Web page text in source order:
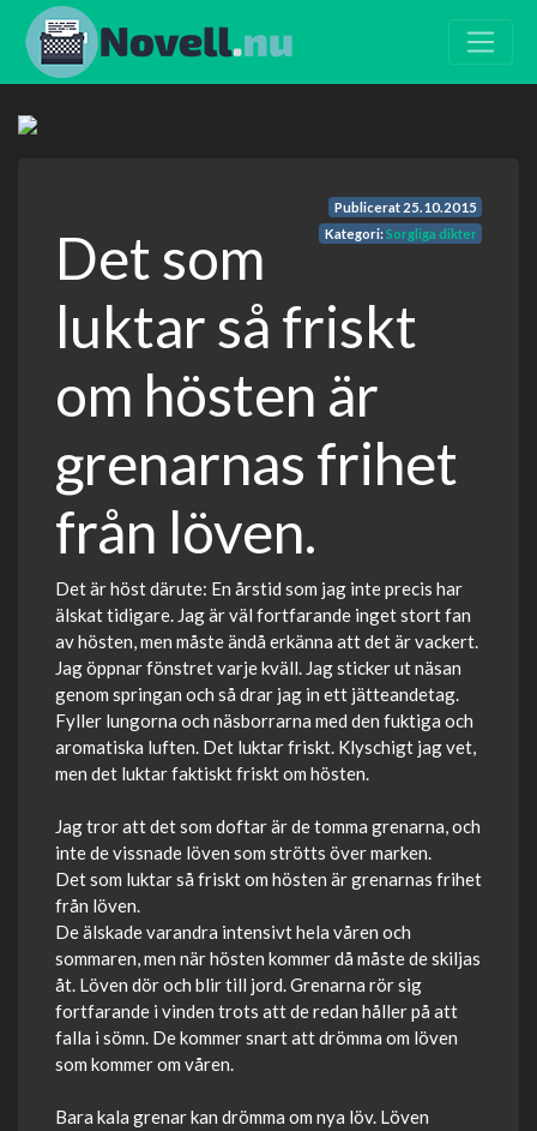
Publicerat 25.10.2015
Kategori:Sorgliga dikter
Det som
luktar så friskt
om hösten är
grenarnas frihet
från löven.
Det är höst därute: En årstid som jag inte precis har
älskat tidigare. Jag är väl fortfarande inget stort fan
av hösten, men måste ändå erkänna att det är vackert.
Jag öppnar fönstret varje kväll. Jag sticker ut näsan
genom springan och så drar jag in ett jätteandetag.
Fyller lungorna och näsborrarna med den fuktiga och
aromatiska luften. Det luktar friskt. Klyschigt jag vet,
men det luktar faktiskt friskt om hösten.
Jag tror att det som doftar är de tomma grenarna, och
inte de vissnade löven som strötts över marken.
Det som luktar så friskt om hösten är grenarnas frihet
från löven.
De älskade varandra intensivt hela våren och
sommaren, men när hösten kommer då måste de skiljas
åt. Löven dör och blir till jord. Grenarna rör sig
fortfarande i vinden trots att de redan håller på att
falla i sömn. De kommer snart att drömma om löven
som kommer om våren.
Bara kala grenar kan drömma om nya löv. Löven